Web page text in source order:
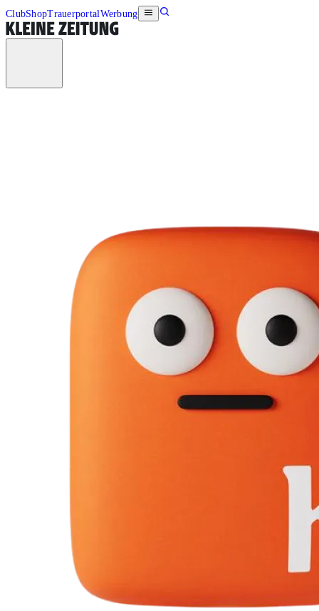
ClubShopTrauerportalWerbung